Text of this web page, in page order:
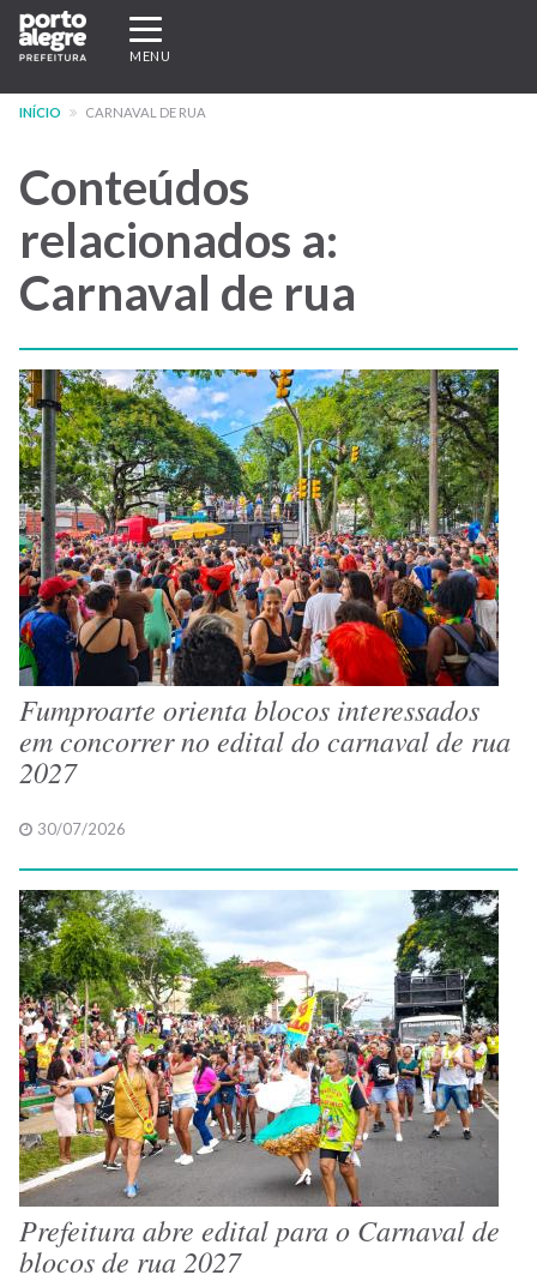
Pular
para
conteúdo
Expandir/recolher
navegação
MENU
INÍCIO CARNAVAL DE RUA
Conteúdos
relacionados a:
Carnaval de rua
Fumproarte orienta blocos interessados
em concorrer no edital do carnaval de rua
2027
30/07/2026
Prefeitura abre edital para o Carnaval de
blocos de rua 2027